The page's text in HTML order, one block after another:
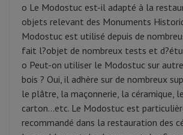
o Le Modostuc est-il adapté à la
objets relevant des Monuments
Modostuc est utilisé depuis de
fait l?objet de nombreux tests et
o Peut-on utiliser le Modostuc sur
bois ? Oui, il adhère sur de nombreux
le plâtre, la maçonnerie, la céramique,
carton...etc. Le Modostuc est
recommandé dans la restauration des